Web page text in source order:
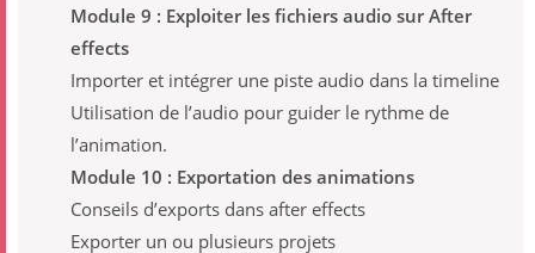
Module 9 : Exploiter les fichiers audio sur After
effects
Importer et intégrer une piste audio dans la timeline
Utilisation de l’audio pour guider le rythme de
l’animation.
Module 10 : Exportation des animations
Conseils d’exports dans after effects
Exporter un ou plusieurs projets